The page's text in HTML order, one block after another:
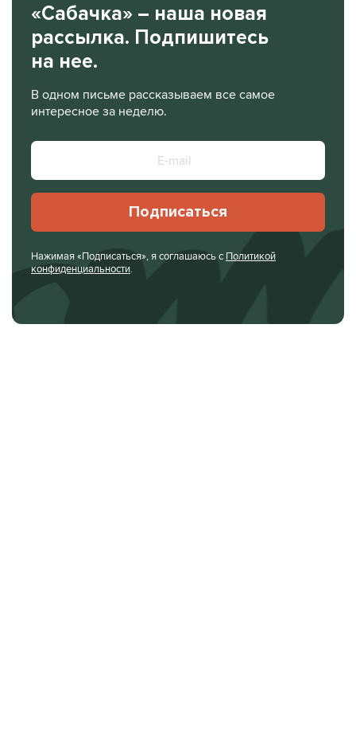
«Сабачка» – наша новая
рассылка. Подпишитесь
на нее.
В одном письме рассказываем все самое
интересное за неделю.
Подписаться
Нажимая «Подписаться», я соглашаюсь с Политикой
конфиденциальности.